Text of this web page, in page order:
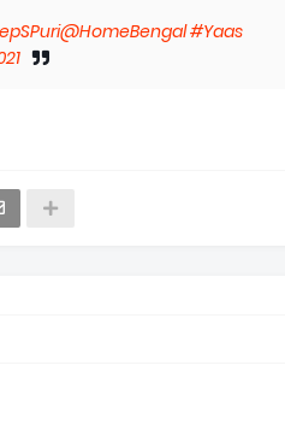
@HomeBengal#Yaas